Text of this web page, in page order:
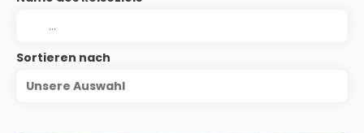
Sortieren nach
Unsere Auswahl